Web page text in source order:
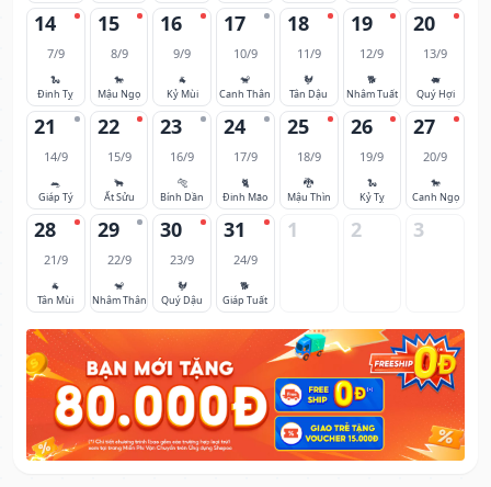
14
7/9
🐍
Đinh Tỵ
15
8/9
🐎
Mậu Ngọ
16
9/9
🐐
Kỷ Mùi
17
10/9
🐒
Canh Thân
18
11/9
🐓
Tân Dậu
19
12/9
🐕
Nhâm Tuất
20
13/9
🐖
Quý Hợi
21
14/9
🐀
Giáp Tý
22
15/9
🐂
Ất Sửu
23
16/9
🐅
Bính Dần
24
17/9
🐈
Đinh Mão
25
18/9
🐉
Mậu Thìn
26
19/9
🐍
Kỷ Tỵ
27
20/9
🐎
Canh Ngọ
28
21/9
🐐
Tân Mùi
29
22/9
🐒
Nhâm Thân
30
23/9
🐓
Quý Dậu
31
24/9
🐕
Giáp Tuất
1 2 3